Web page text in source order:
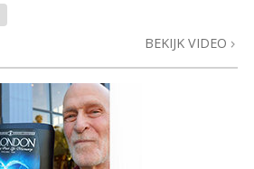
BEKIJK VIDEO